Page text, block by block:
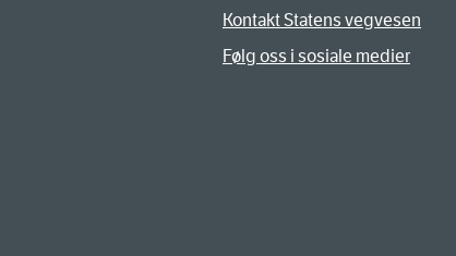
Kontakt Statens vegvesen
Følg oss i sosiale medier